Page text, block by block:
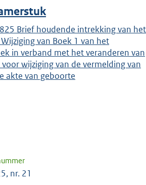
Brief houdende intrekking van het
van Boek 1 van het
in verband met het veranderen van
wijziging van de vermelding van
akte van geboorte
nr. 21